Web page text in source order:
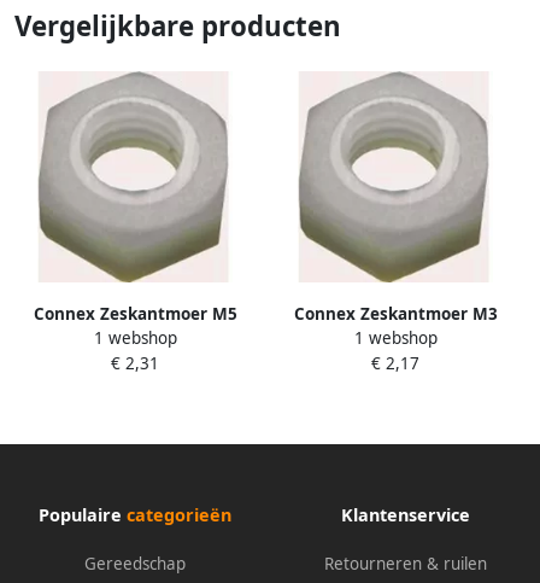
Vergelijkbare producten
Connex Zeskantmoer M5
Polyamide 20St Pa KY4220055
1 webshop
€ 2,31
Connex Zeskantmoer M3
Polyamide 20St Pa KY4220053
1 webshop
€ 2,17
Populaire categorieën
Gereedschap
Klantenservice
Retourneren & ruilen